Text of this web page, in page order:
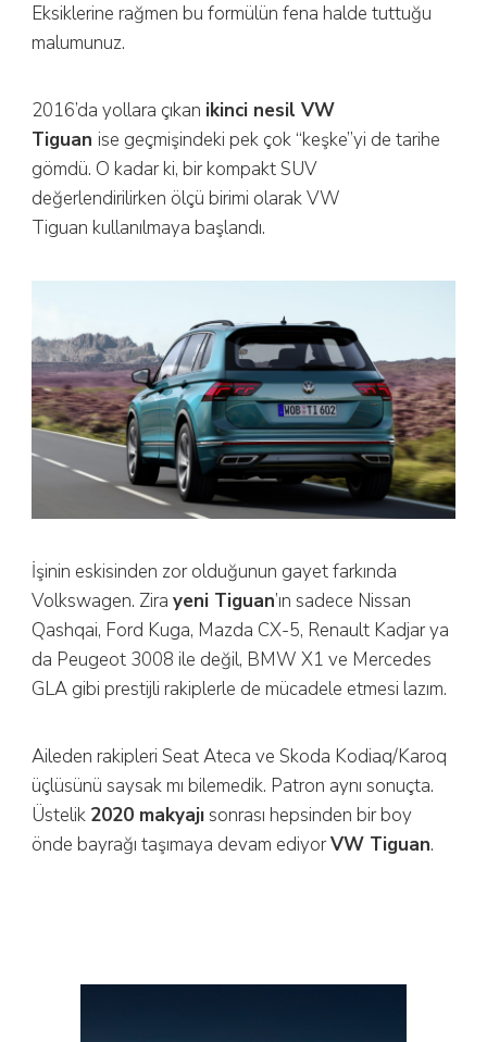
Eksiklerine rağmen bu formülün fena halde tuttuğu
malumunuz.
2016’da yollara çıkan ikinci nesil VW
Tiguan ise geçmişindeki pek çok “keşke”yi de tarihe
gömdü. O kadar ki, bir kompakt SUV
değerlendirilirken ölçü birimi olarak VW
Tiguan kullanılmaya başlandı.
İşinin eskisinden zor olduğunun gayet farkında
Volkswagen. Zirayeni Tiguan’ın sadece Nissan
Qashqai, Ford Kuga, Mazda CX-5, Renault Kadjar ya
da Peugeot 3008 ile değil, BMW X1 ve Mercedes
GLA gibi prestijli rakiplerle de mücadele etmesi lazım.
Aileden rakipleri Seat Ateca ve Skoda Kodiaq/Karoq
üçlüsünü saysak mı bilemedik. Patron aynı sonuçta.
Üstelik 2020 makyajısonrası hepsinden bir boy
önde bayrağı taşımaya devam ediyorVW Tiguan.